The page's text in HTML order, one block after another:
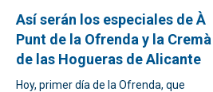
Así serán los especiales de À
Punt de la Ofrenda y la Cremà
de las Hogueras de Alicante
Hoy, primer día de la Ofrenda, que